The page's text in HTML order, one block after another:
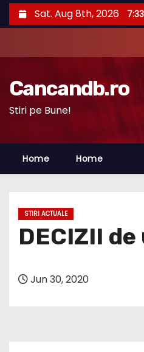
k
p
n
e
Sat. Aug 8th, 2026
Cancandb.ro
Stiri pe Bune!
Home Home
STIRI ACTUALE
DECIZII
Jun 30, 2020